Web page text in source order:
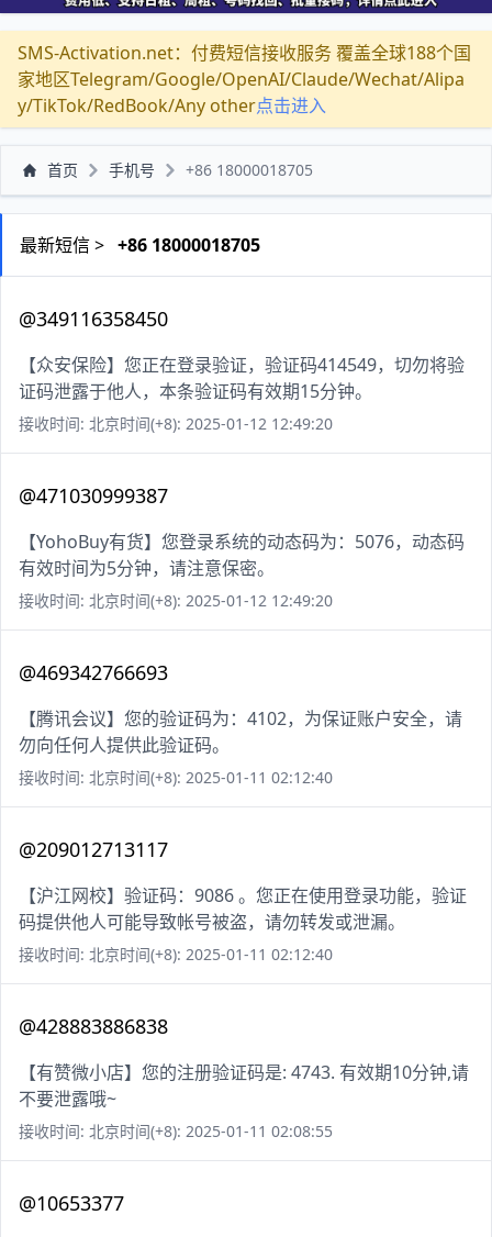
SMS-Activation.net：付费短信接收服务 覆盖全球188个国
家地区Telegram/Google/OpenAI/Claude/Wechat/Alipa
y/TikTok/RedBook/Any other点击进入
首页 手机号 +86 18000018705
最新短信 > +86 18000018705
@349116358450
【众安保险】您正在登录验证，验证码414549，切勿将验
证码泄露于他人，本条验证码有效期15分钟。
接收时间: 北京时间(+8): 2025-01-12 12:49:20
@471030999387
【YohoBuy有货】您登录系统的动态码为：5076，动态码
有效时间为5分钟，请注意保密。
接收时间: 北京时间(+8): 2025-01-12 12:49:20
@469342766693
【腾讯会议】您的验证码为：4102，为保证账户安全，请
勿向任何人提供此验证码。
接收时间: 北京时间(+8): 2025-01-11 02:12:40
@209012713117
【沪江网校】验证码：9086 。您正在使用登录功能，验证
码提供他人可能导致帐号被盗，请勿转发或泄漏。
接收时间: 北京时间(+8): 2025-01-11 02:12:40
@428883886838
【有赞微小店】您的注册验证码是: 4743. 有效期10分钟,请
不要泄露哦~
接收时间: 北京时间(+8): 2025-01-11 02:08:55
@10653377